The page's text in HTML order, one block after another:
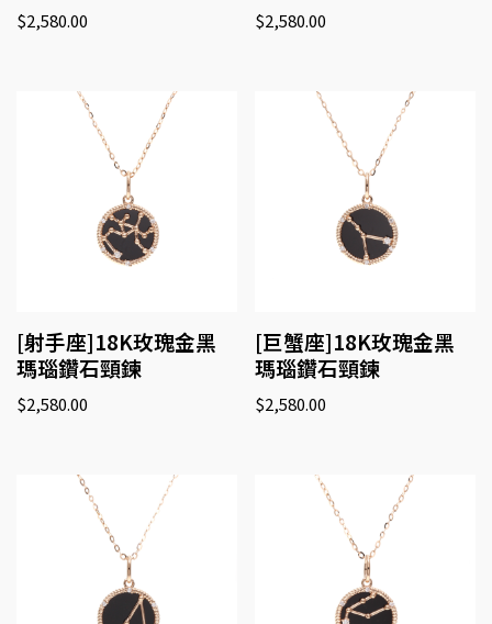
$2,580.00 $2,580.00
[射手座]18K玫瑰金黑
瑪瑙鑽石頸鍊
$2,580.00
[巨蟹座]18K玫瑰金黑
瑪瑙鑽石頸鍊
$2,580.00